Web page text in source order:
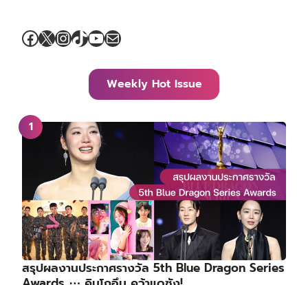
Facebook
X Instagram
TikTok
YouTube
Mail
Weekly Hot Issue
สรุปผลงานประกาศรางวัล 5th Blue Dragon Series